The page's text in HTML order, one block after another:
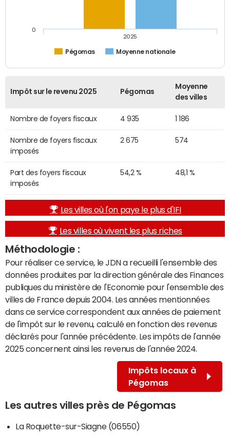
Pégomas Moyenne nationale
2025
0
Impôt sur le revenu 2025 Pégomas
Moyenne
des villes
Nombre de foyers fiscaux 4 935 1 186
Nombre de foyers fiscaux
imposés
2 675 574
Part des foyers fiscaux
imposés
54,2 % 48,1 %
Les villes où l'on paye le plus d'IFI
Les villes où vivent les plus riches
Méthodologie :
Pour réaliser ce service, le JDN a recueilli l'ensemble des
données produites par la direction générale des Finances
publiques du ministère de l'Economie pour l'ensemble des
villes de France depuis 2004. Les années mentionnées
dans ce service correspondent aux années de paiement
de l'impôt sur le revenu, calculé en fonction des revenus
déclarés pour l'année précédente. Les impôts de l'année
2025 concernent ainsi les revenus de l'année 2024.
Impôts locaux à
Pégomas
Les autres villes près de Pégomas
La Roquette-sur-Siagne (06550)